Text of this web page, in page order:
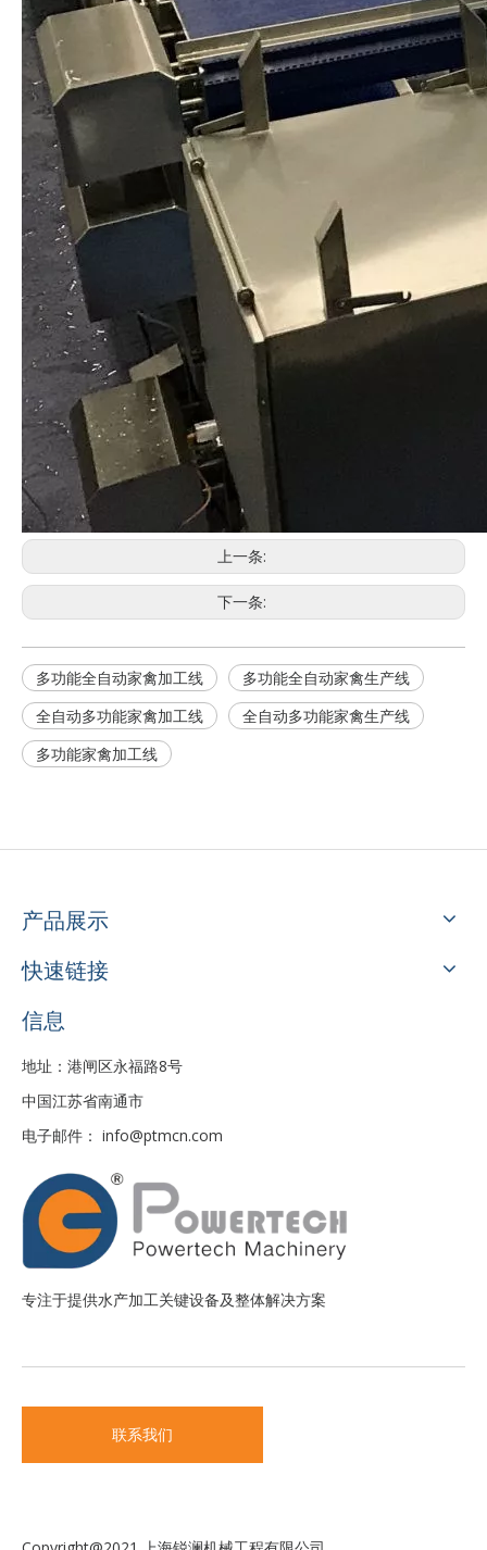
食品安全卫生鲶鱼加工生产线 工业食品级鲶鱼加工线
操作简单的全自动鲶鱼加工线
上一条:
下一条:
多功能全自动家禽加工线
多功能全自动家禽生产线
全自动多功能家禽加工线
全自动多功能家禽生产线
多功能家禽加工线
产品展示
快速链接
信息
地址：港闸区永福路8号
中国江苏省南通市
电子邮件： info@ptmcn.com
专注于提供水产加工关键设备及整体解决方案
联系我们